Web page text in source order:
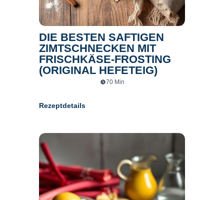
DIE BESTEN SAFTIGEN
ZIMTSCHNECKEN MIT
FRISCHKÄSE-FROSTING
(ORIGINAL HEFETEIG)
70Min
Rezeptdetails